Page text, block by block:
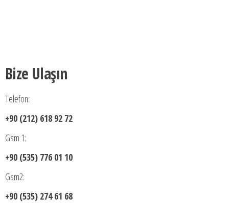
Bize Ulaşın
Telefon:
+90 (212) 618 92 72
Gsm 1:
+90 (535) 776 01 10
Gsm2:
+90 (535) 274 61 68